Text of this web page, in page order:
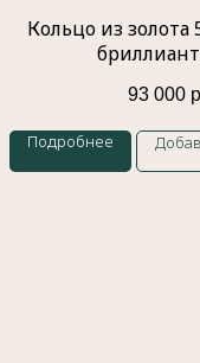
Кольцо из золота
93 000
Подробнее